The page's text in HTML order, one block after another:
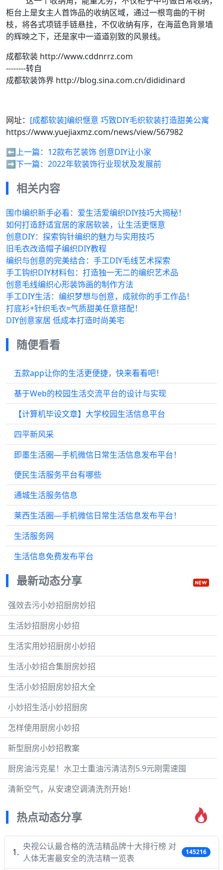
柜台上是女主人首饰品的收纳区域，通过一根弯曲的干树
枝，将各式项链手链悬挂，不仅收纳有序，在海蓝色背景墙
的辉映之下，还是家中一道道别致的风景线。
成都软装 http://www.cddnrrz.com
--------转自
成都软装饰界 http://blog.sina.com.cn/dididinard
网址： [成都软装]编织惬意 巧致DIY毛织软装打造甜美公寓
https://www.yuejiaxmz.com/news/view/567982
⬅️上一篇： 12款布艺装饰 创意DIY让小家
➡️下一篇： 2022年软装饰行业现状及发展前
相关内容
围巾编织新手必看：爱生活爱编织DIY技巧大揭秘！
如何打造舒适宜居的家居软装，让生活更惬意
创意DIY：探索钩针编织的魅力与实用技巧
旧毛衣改造帽子编织DIY教程
编织与创意的完美结合：手工DIY毛线艺术探索
手工钩织DIY材料包：打造独一无二的编织艺术品
创意毛线编织心形装饰画的制作方法
手工DIY生活：编织梦想与创意，成就你的手工作品！
打底衫+针织毛衣=气质甜美任意搭配！
DIY创意家居 低成本打造时尚美宅
随便看看
五款app让你的生活更便捷，快来看看吧！
基于Web的校园生活交流平台的设计与实现
【计算机毕设文章】大学校园生活信息平台
‎四平新风采
即墨生活圈—手机微信日常生活信息发布平台！
便民生活服务平台有哪些
通城生活服务信息
莱西生活圈—手机微信日常生活信息发布平台！
生活服务网
生活信息免费发布平台
最新动态分享
强效去污小妙招厨房妙招
生活妙招厨房小妙招
生活实用妙招厨房小妙招
生活小妙招合集厨房妙招
生活小妙招厨房妙招大全
小妙招生活小妙招厨房
怎样使用厨房小妙招
新型厨房小妙招教案
厨房油污克星！水卫士重油污清洁剂5.9元刚需速囤
清新空气，从安速空调清洗剂开始！
热点动态分享
央视公认最合格的洗洁精品牌十大排行榜 对
人体无害最安全的洗洁精一览表
145216